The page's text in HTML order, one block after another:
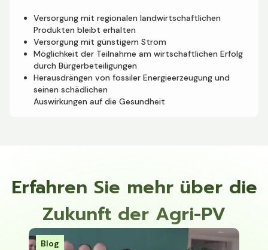
Versorgung mit regionalen landwirtschaftlichen
Produkten bleibt erhalten
Versorgung mit günstigem Strom
Möglichkeit der Teilnahme am wirtschaftlichen Erfolg
durch Bürgerbeteiligungen
Herausdrängen von fossiler Energieerzeugung und
seinen schädlichen
Auswirkungen auf die Gesundheit
Erfahren Sie mehr über die
Zukunft der Agri-PV
Blog